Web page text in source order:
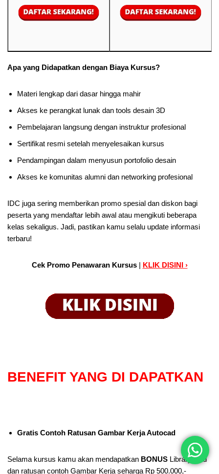
Apa yang Didapatkan dengan Biaya Kursus?
Materi lengkap dari dasar hingga mahir
Akses ke perangkat lunak dan tools desain 3D
Pembelajaran langsung dengan instruktur profesional
Sertifikat resmi setelah menyelesaikan kursus
Pendampingan dalam menyusun portofolio desain
Akses ke komunitas alumni dan networking profesional
IDC juga sering memberikan promo spesial dan diskon bagi
peserta yang mendaftar lebih awal atau mengikuti beberapa
kelas sekaligus. Jadi, pastikan kamu selalu update informasi
terbaru!
Cek Promo Penawaran Kursus | KLIK DISINI ›
BENEFIT YANG DI DAPATKAN
Gratis Contoh Ratusan Gambar Kerja Autocad
Selama kursus kamu akan mendapatkan BONUS Library Cad
dan ratusan contoh Gambar Kerja seharga Rp 500.000,-